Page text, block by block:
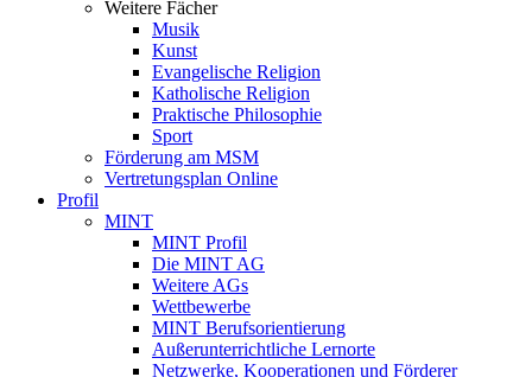
Weitere Fächer
Musik
Kunst
Evangelische Religion
Katholische Religion
Praktische Philosophie
Sport
Förderung am MSM
Vertretungsplan Online
Profil
MINT
MINT Profil
Die MINT AG
Weitere AGs
Wettbewerbe
MINT Berufsorientierung
Außerunterrichtliche Lernorte
Netzwerke, Kooperationen und Förderer